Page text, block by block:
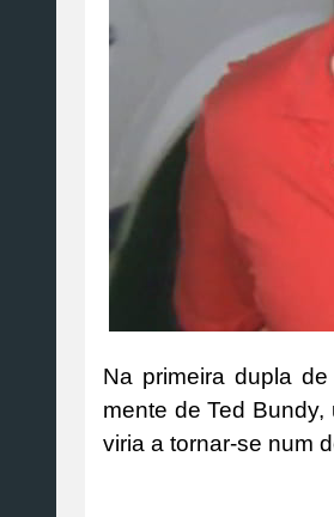
Na primeira dupla
mente de Ted
viria a tornar-se num